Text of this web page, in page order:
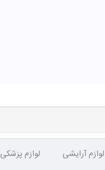
لوازم آرایشی لوازم پزشکی